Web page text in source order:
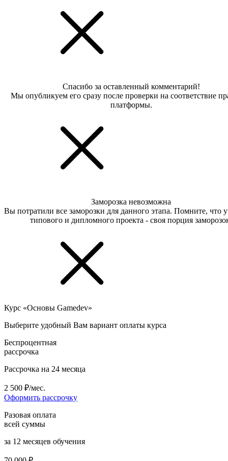
Спасибо за оставленный комментарий!
Мы опубликуем его сразу после проверки на соответствие
платформы.
Заморозка невозможна
Вы потратили все заморозки для данного этапа. Помните, что
типового и дипломного проекта - своя порция
Курс «Основы Gamedev»
Выберите удобный Вам вариант оплаты курса
Беспроцентная
рассрочка
Рассрочка на 24 месяца
2 500 ₽/мес.
Оформить рассрочку
Разовая оплата
всей суммы
за 12 месяцев обучения